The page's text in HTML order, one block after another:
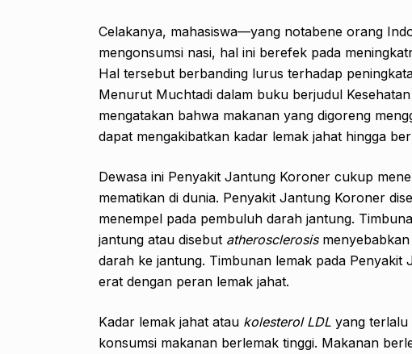
Celakanya, mahasiswa—yang notabene orang
mengonsumsi nasi, hal ini berefek pada
Hal tersebut berbanding lurus terhadap
Menurut Muchtadi dalam buku berjudul
mengatakan bahwa makanan yang digoreng
dapat mengakibatkan kadar lemak jahat hingga
Dewasa ini Penyakit Jantung Koroner cukup
mematikan di dunia. Penyakit Jantung Koroner
menempel pada pembuluh darah jantung.
jantung atau disebut atherosclerosis
darah ke jantung. Timbunan lemak pada
erat dengan peran lemak jahat.
Kadar lemak jahat atau kolesterol LDL yang terlalu
konsumsi makanan berlemak tinggi. Makanan